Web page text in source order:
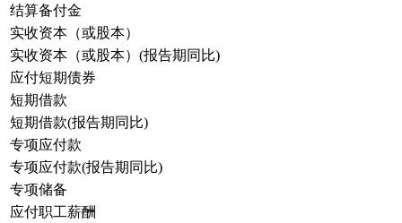
结算备付金
实收资本（或股本）
实收资本（或股本）(报告期同比)
应付短期债券
短期借款
短期借款(报告期同比)
专项应付款
专项应付款(报告期同比)
专项储备
应付职工薪酬